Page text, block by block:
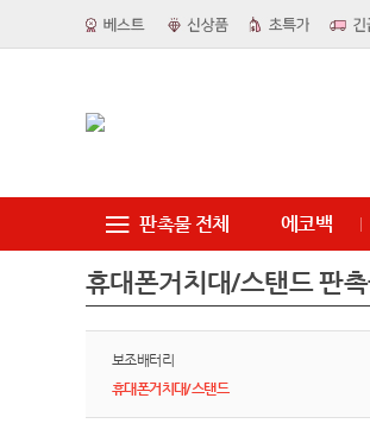
판촉물 전체 에코백
휴대폰거치대/스탠드 판
보조배터리
휴대폰거치대/스탠드